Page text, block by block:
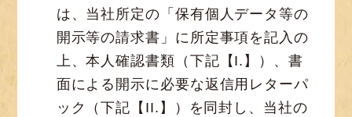
は、当社所定の「保有個人データ等の
開示等の請求書」に所定事項を記入の
上、本人確認書類（下記【I.】）、書
面による開示に必要な返信用レターパ
ック（下記【II.】）を同封し、当社の